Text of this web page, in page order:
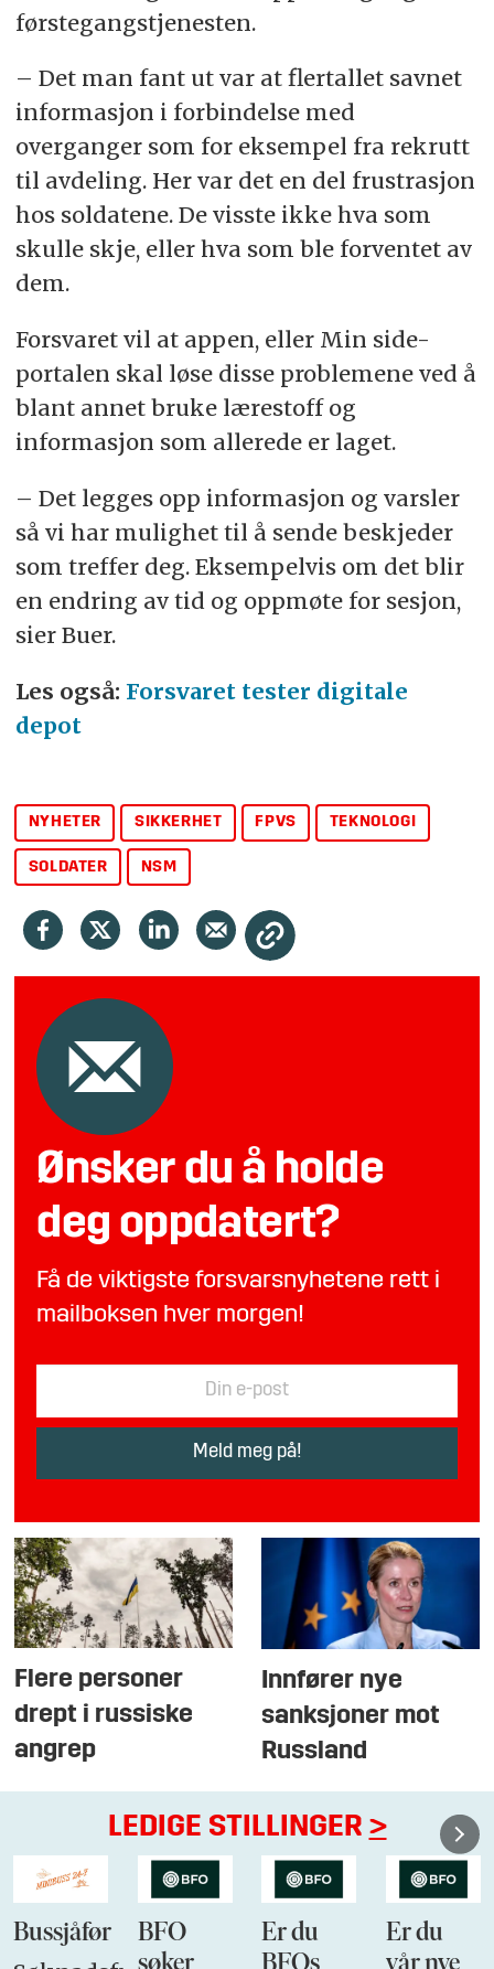
førstegangstjenesten.
– Det man fant ut var at flertallet savnet
informasjon i forbindelse med
overganger som for eksempel fra rekrutt
til avdeling. Her var det en del frustrasjon
hos soldatene. De visste ikke hva som
skulle skje, eller hva som ble forventet av
dem.
Forsvaret vil at appen, eller Min side-
portalen skal løse disse problemene ved å
blant annet bruke lærestoff og
informasjon som allerede er laget.
– Det legges opp informasjon og varsler
så vi har mulighet til å sende beskjeder
som treffer deg. Eksempelvis om det blir
en endring av tid og oppmøte for sesjon,
sier Buer.
Les også: Forsvaret tester digitale
depot
NYHETER SIKKERHET FPVS TEKNOLOGI
SOLDATER NSM
Ønsker du å holde
deg oppdatert?
Få de viktigste forsvarsnyhetene rett i
mailboksen hver morgen!
Flere personer
drept i russiske
angrep
Innfører nye
sanksjoner mot
Russland
LEDIGE STILLINGER >
Bussjåfør
BFO
Er du
Er du